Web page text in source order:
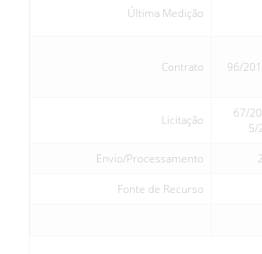
Última Medição
Contrato
96/
Licitação
67/
5/
Envio/Processamento
Fonte de Recurso